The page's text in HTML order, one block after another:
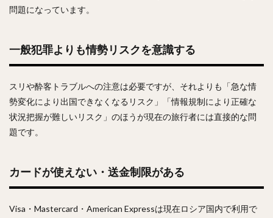
問題になっています。
一般犯罪よりも情勢リスクを意識する
スリや酔客トラブルへの注意は必要ですが、それよりも「急な情
勢変化により出国できなくなるリスク」「情報規制により正確な
状況把握が難しいリスク」のほうが現在の旅行者には直接的な問
題です。
カードが使えない・送金制限がある
Visa・Mastercard・American Expressは現在ロシア国内で利用で